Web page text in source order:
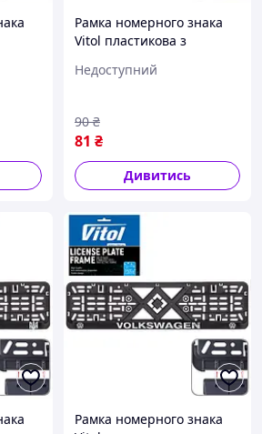
Рамка номерного знака
Vitol пластикова з
(чорна)
Недоступний
81 ₴
90 ₴
Дивитись
Рамка номерного знака